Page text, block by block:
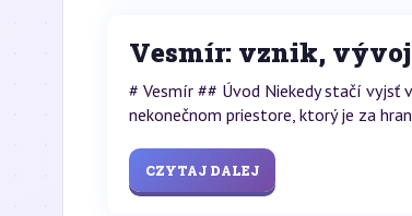
Vesmír: vznik,
# Vesmír ## Úvod Niekedy stačí vyjsť
nekonečnom priestore, ktorý je za
CZYTAJ DALEJ